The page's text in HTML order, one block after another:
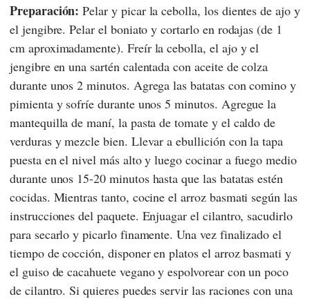
Preparación: Pelar y picar la cebolla, los dientes de ajo y
el jengibre. Pelar el boniato y cortarlo en rodajas (de 1
cm aproximadamente). Freír la cebolla, el ajo y el
jengibre en una sartén calentada con aceite de colza
durante unos 2 minutos. Agrega las batatas con comino y
pimienta y sofríe durante unos 5 minutos. Agregue la
mantequilla de maní, la pasta de tomate y el caldo de
verduras y mezcle bien. Llevar a ebullición con la tapa
puesta en el nivel más alto y luego cocinar a fuego medio
durante unos 15-20 minutos hasta que las batatas estén
cocidas. Mientras tanto, cocine el arroz basmati según las
instrucciones del paquete. Enjuagar el cilantro, sacudirlo
para secarlo y picarlo finamente. Una vez finalizado el
tiempo de cocción, disponer en platos el arroz basmati y
el guiso de cacahuete vegano y espolvorear con un poco
de cilantro. Si quieres puedes servir las raciones con una